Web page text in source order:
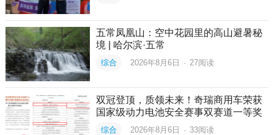
五常凤凰山：空中花园里的高山避暑秘
境 | 哈尔滨·五常
综合 2026年8月6日 · 27阅读
双冠登顶，质领未来！奇瑞商用车荣获
国家级动力电池安全赛事双赛道一等奖
综合 2026年8月6日 · 33阅读